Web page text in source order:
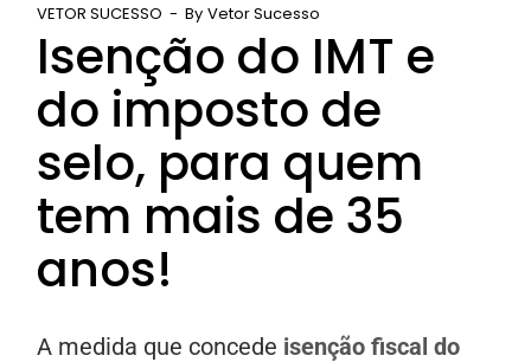
VETOR SUCESSO By Vetor Sucesso
Isenção do IMT e
do imposto de
selo, para quem
tem mais de 35
anos!
A medida que concede isenção fiscal do